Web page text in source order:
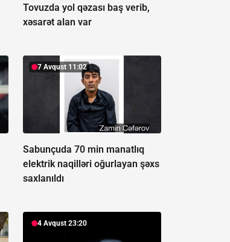
Tovuzda yol qəzası baş verib,
xəsarət alan var
7 Avqust 11:02
Sabunçuda 70 min manatlıq
elektrik naqilləri oğurlayan şəxs
saxlanıldı
4 Avqust 23:20